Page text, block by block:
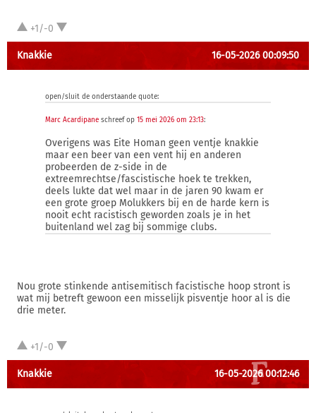
+1/-0
Knakkie 16-05-2026 00:09:50
open/sluit de onderstaande quote:
Marc Acardipane schreef op 15 mei 2026 om 23:13:
Overigens was Eite Homan geen ventje knakkie
maar een beer van een vent hij en anderen
probeerden de z-side in de
extreemrechtse/fascistische hoek te trekken,
deels lukte dat wel maar in de jaren 90 kwam er
een grote groep Molukkers bij en de harde kern is
nooit echt racistisch geworden zoals je in het
buitenland wel zag bij sommige clubs.
Nou grote stinkende antisemitisch facistische hoop stront is
wat mij betreft gewoon een misselijk pisventje hoor al is die
drie meter.
+1/-0
Knakkie 16-05-2026 00:12:46